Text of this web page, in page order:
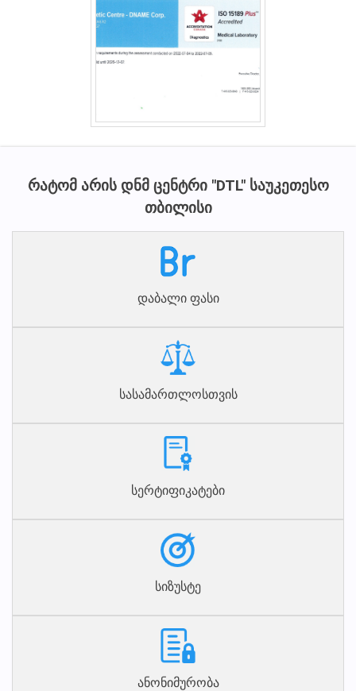
ᲠᲐᲢᲝᲛ ᲐᲠᲘᲡ ᲓᲜᲛ ᲪᲔᲜᲢᲠᲘ "DTL" ᲡᲐᲣᲙᲔᲗᲔᲡᲝ
ᲗᲑᲘᲚᲘᲡᲘ
დაბალი ფასი
სასამართლოსთვის
სერტიფიკატები
სიზუსტე
ანონიმურობა